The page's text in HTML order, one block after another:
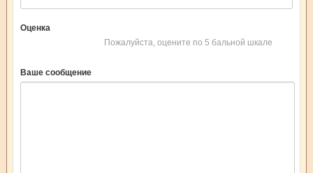
Оценка
Пожалуйста, оцените по 5 бальной шкале
Ваше сообщение